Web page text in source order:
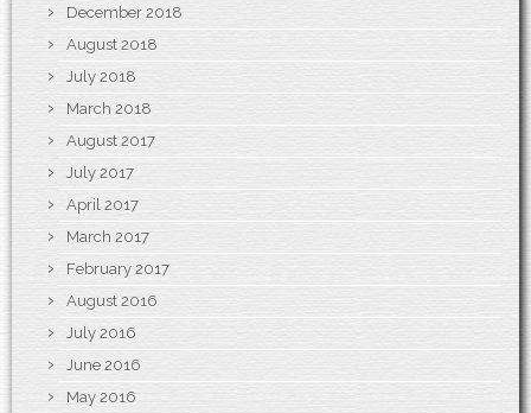
December 2018
August 2018
July 2018
March 2018
August 2017
July 2017
April 2017
March 2017
February 2017
August 2016
July 2016
June 2016
May 2016